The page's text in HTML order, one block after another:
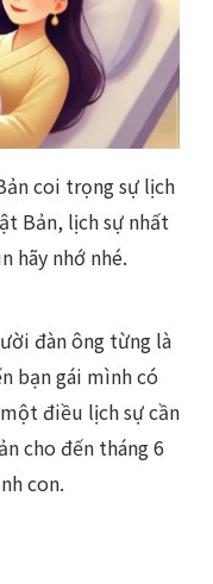
coi trọng sự lịch
Bản, lịch sự nhất
hãy nhớ nhé.
đàn ông từng là
bạn gái mình có
điều lịch sự cần
cho đến tháng 6
con.